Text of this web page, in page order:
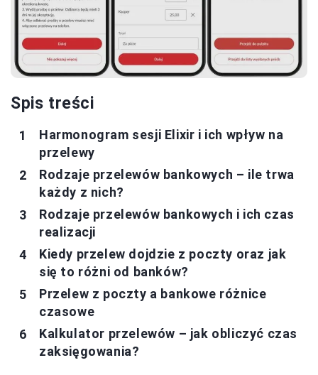
Spis treści
Harmonogram sesji Elixir i ich wpływ na
przelewy
Rodzaje przelewów bankowych – ile trwa
każdy z nich?
Rodzaje przelewów bankowych i ich czas
realizacji
Kiedy przelew dojdzie z poczty oraz jak
się to różni od banków?
Przelew z poczty a bankowe różnice
czasowe
Kalkulator przelewów – jak obliczyć czas
zaksięgowania?